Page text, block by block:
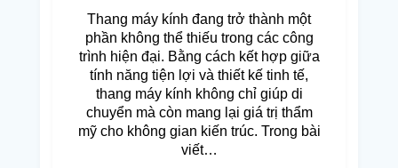
Thang máy kính đang trở thành một
phần không thể thiếu trong các công
trình hiện đại. Bằng cách kết hợp giữa
tính năng tiện lợi và thiết kế tinh tế,
thang máy kính không chỉ giúp di
chuyển mà còn mang lại giá trị thẩm
mỹ cho không gian kiến trúc. Trong bài
viết…